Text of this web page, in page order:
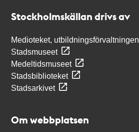
Stockholmskällan drivs av
Medioteket, utbildningsförvaltningen
Stadsmuseet
Medeltidsmuseet
Stadsbiblioteket
Stadsarkivet
Om webbplatsen